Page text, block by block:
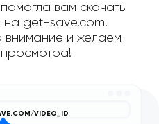
вам скачать
на get-save.com.
внимание и желаем